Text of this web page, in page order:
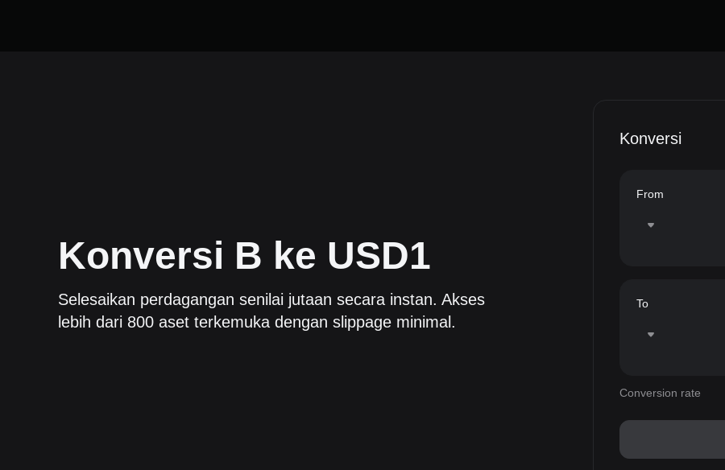
Konversi B ke USD1
Selesaikan perdagangan senilai jutaan secara instan. Akses
lebih dari 800 aset terkemuka dengan slippage minimal.
Konversi
From
To
Conversion rate